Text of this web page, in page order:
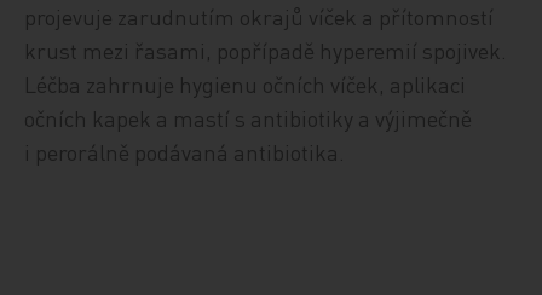
projevuje zarudnutím okrajů víček a přítomností
krust mezi řasami, popřípadě hyperemií spojivek.
Léčba zahrnuje hygienu očních víček, aplikaci
očních kapek a mastí s antibiotiky a výjimečně
i perorálně podávaná antibiotika.